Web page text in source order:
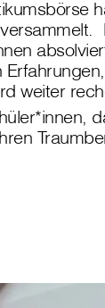
weiter